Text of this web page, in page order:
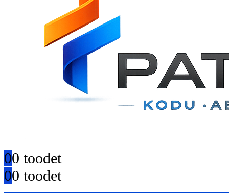
00 toodet
00 toodet